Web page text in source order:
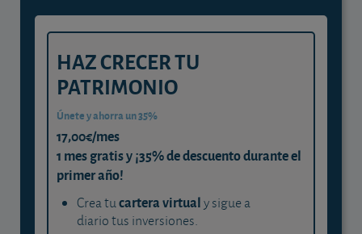
HAZ CRECER TU
PATRIMONIO
Únete y ahorra un 35%
17,00€/mes
1 mes gratis y ¡35% de descuento durante el
primer año!
Crea tucartera virtualy sigue a
diario tus inversiones.